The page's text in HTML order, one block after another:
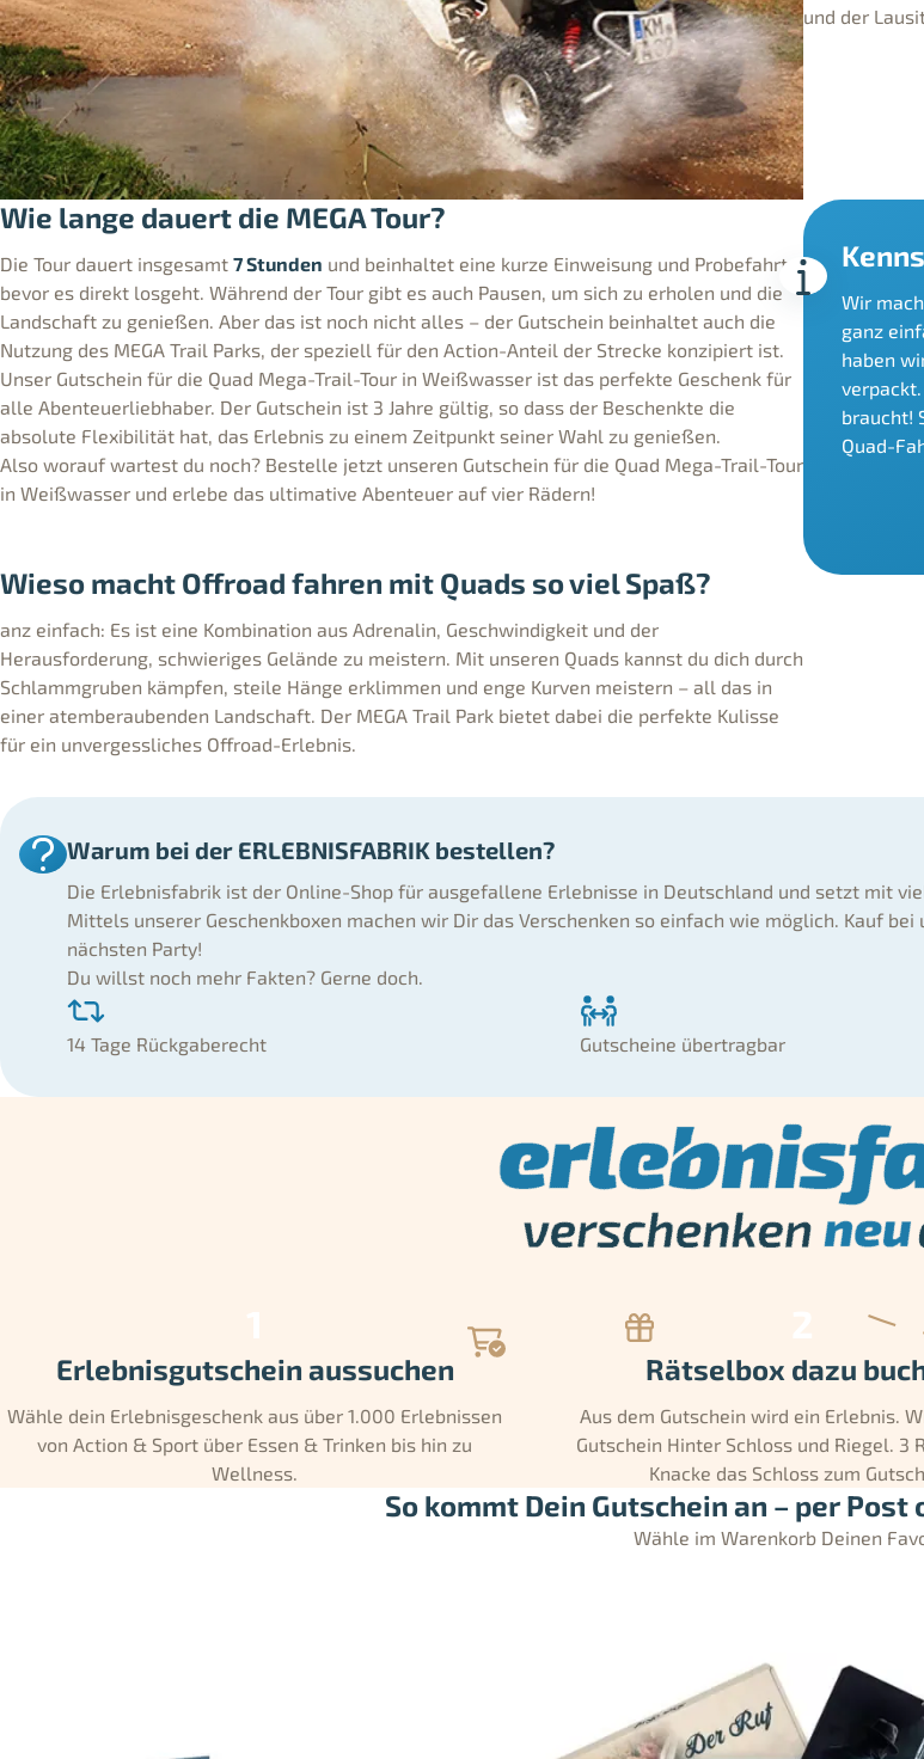
und der
Wie lange dauert die MEGA Tour?
Die Tour dauert insgesamt 7 Stunden und beinhaltet eine kurze Einweisung und Probefahrt,
bevor es direkt losgeht. Während der Tour gibt es auch Pausen, um sich zu erholen und die
Landschaft zu genießen. Aber das ist noch nicht alles – der Gutschein beinhaltet auch die
Nutzung des MEGA Trail Parks, der speziell für den Action-Anteil der Strecke konzipiert ist.
Unser Gutschein für die Quad Mega-Trail-Tour in Weißwasser ist das perfekte Geschenk für
alle Abenteuerliebhaber. Der Gutschein ist 3 Jahre gültig, so dass der Beschenkte die
absolute Flexibilität hat, das Erlebnis zu einem Zeitpunkt seiner Wahl zu genießen.
Also worauf wartest du noch? Bestelle jetzt unseren Gutschein für die Quad Mega-Trail-Tour
in Weißwasser und erlebe das ultimative Abenteuer auf vier Rädern!
Wieso macht Offroad fahren mit Quads so viel Spaß?
anz einfach: Es ist eine Kombination aus Adrenalin, Geschwindigkeit und der
Herausforderung, schwieriges Gelände zu meistern. Mit unseren Quads kannst du dich durch
Schlammgruben kämpfen, steile Hänge erklimmen und enge Kurven meistern – all das in
einer atemberaubenden Landschaft. Der MEGA Trail Park bietet dabei die perfekte Kulisse
für ein unvergessliches Offroad-Erlebnis.
Wir
ganz
haben
braucht!
Quad-
Warum bei der ERLEBNISFABRIK bestellen?
Die Erlebnisfabrik ist der Online-Shop für ausgefallene Erlebnisse in Deutschland und setzt mit
Mittels unserer Geschenkboxen machen wir Dir das Verschenken so einfach wie möglich. Kauf
nächsten Party!
Du willst noch mehr Fakten? Gerne doch.
14 Tage Rückgaberecht Gutscheine übertragbar
Erlebnisgutschein aussuchen
Wähle dein Erlebnisgeschenk aus über 1.000 Erlebnissen
von Action & Sport über Essen & Trinken bis hin zu
Wellness.
Rätselbox dazu
Aus dem Gutschein wird ein Erlebnis.
Gutschein Hinter Schloss und Riegel. 3
Knacke das Schloss zum
So kommt Dein Gutschein an – per
Wähle im Warenkorb Deinen